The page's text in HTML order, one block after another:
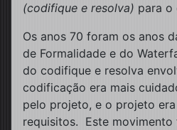
(codifique e resolva) para
Os anos 70 foram os anos
de Formalidade e do
do codifique e resolva
codificação era mais
pelo projeto, e o projeto
requisitos. Este